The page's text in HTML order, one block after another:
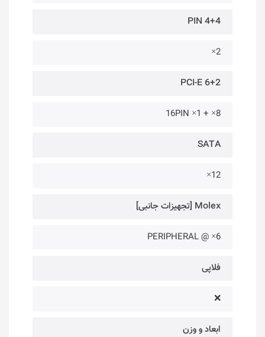
4+4 PIN
2×
PCI-E 6+2
8× + 1× 16PIN
SATA
12×
Molex [تجهیزات جانبی]
6× @ PERIPHERAL
فلاپی
❌
ابعاد و وزن